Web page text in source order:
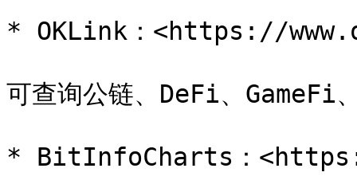
* OKLink：<https://
可查询公链、DeFi、GameFi
* BitInfoCharts：